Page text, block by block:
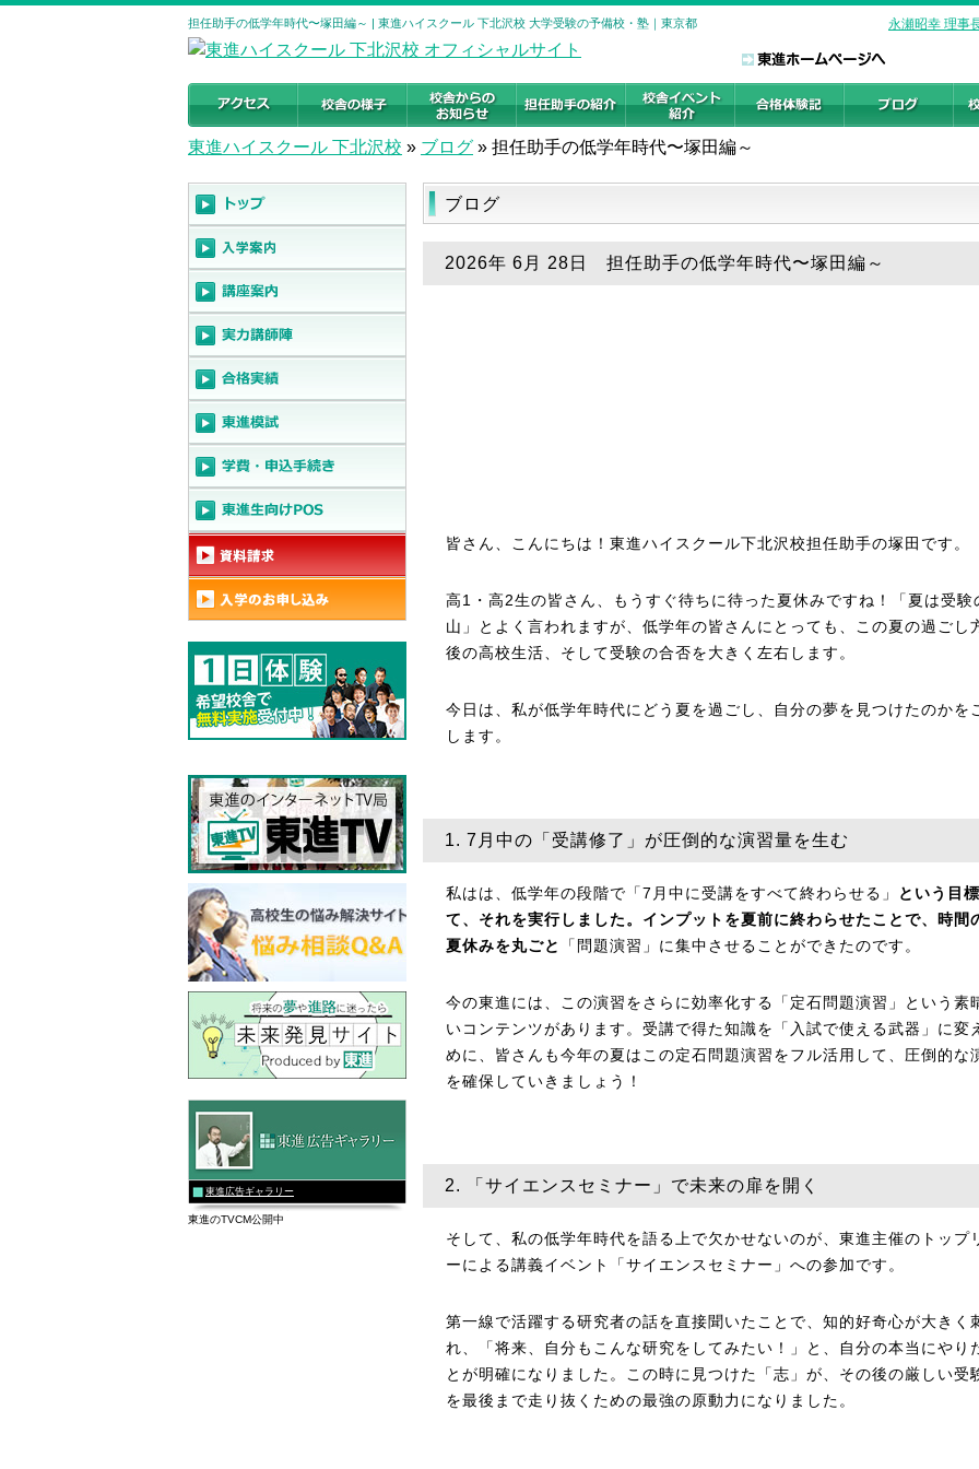
担任助手の低学年時代〜塚田編～ | 東進ハイスクール 下北沢校 大学受験の予備校・塾｜東京都 永瀬昭幸 理事
東進ハイスクール 下北沢校 » ブログ » 担任助手の低学年時代〜塚田編～
ブログ
2026年 6月 28日 担任助手の低学年時代〜塚田編～
皆さん、こんにちは！東進ハイスクール下北沢校担任助手の塚田です。
高1・高2生の皆さん、もうすぐ待ちに待った夏休みですね！「夏は受験
山」とよく言われますが、低学年の皆さんにとっても、この夏の過ごし
後の高校生活、そして受験の合否を大きく左右します。
今日は、私が低学年時代にどう夏を過ごし、自分の夢を見つけたのかを
します。
1. 7月中の「受講修了」が圧倒的な演習量を生む
私はは、低学年の段階で「7月中に受講をすべて終わらせる」
という目
て、それを実行しました。インプットを夏前に終わらせたことで、時間
夏休みを丸ごと
「問題演習」に集中させることができたのです。
今の東進には、この演習をさらに効率化する「定石問題演習」という素
いコンテンツがあります。受講で得た知識を「入試で使える武器」に変
めに、皆さんも今年の夏はこの定石問題演習をフル活用して、圧倒的な
を確保していきましょう！
2. 「サイエンスセミナー」で未来の扉を開く
そして、私の低学年時代を語る上で欠かせないのが、東進主催のトップ
ーによる講義イベント「サイエンスセミナー」への参加です。
第一線で活躍する研究者の話を直接聞いたことで、知的好奇心が大きく
れ、「将来、自分もこんな研究をしてみたい！」と、自分の本当にやり
とが明確になりました。この時に見つけた「志」が、その後の厳しい受
を最後まで走り抜くための最強の原動力になりました。
東進広告ギャラリー
東進のTVCM公開中